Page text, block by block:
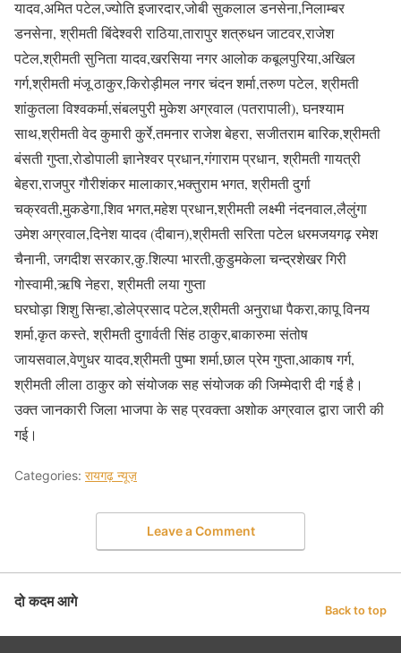
यादव,अमित पटेल,ज्योति इजारदार,जोबी सुकलाल डनसेना,निलाम्बर
डनसेना, श्रीमती बिंदेश्वरी राठिया,तारापुर शत्रुधन जाटवर,राजेश
पटेल,श्रीमती सुनिता यादव,खरसिया नगर आलोक कबूलपुरिया,अखिल
गर्ग,श्रीमती मंजू ठाकुर,किरोड़ीमल नगर चंदन शर्मा,तरुण पटेल, श्रीमती
शांकुतला विश्वकर्मा,संबलपुरी मुकेश अग्रवाल (पतरापाली), घनश्याम
साथ,श्रीमती वेद कुमारी कुर्रे,तमनार राजेश बेहरा, सजीतराम बारिक,श्रीमती
बंसती गुप्ता,रोडोपाली ज्ञानेश्वर प्रधान,गंगाराम प्रधान, श्रीमती गायत्री
बेहरा,राजपुर गौरीशंकर मालाकार,भक्तुराम भगत, श्रीमती दुर्गा
चक्रवती,मुकडेगा,शिव भगत,महेश प्रधान,श्रीमती लक्ष्मी नंदनवाल,लैलुंगा
उमेश अग्रवाल,दिनेश यादव (दीबान),श्रीमती सरिता पटेल धरमजयगढ़ रमेश
चैनानी, जगदीश सरकार,कु.शिल्पा भारती,कुडुमकेला चन्द्रशेखर गिरी
गोस्वामी,ऋषि नेहरा, श्रीमती लया गुप्ता
घरघोड़ा शिशु सिन्हा,डोलेप्रसाद पटेल,श्रीमती अनुराधा पैकरा,कापू विनय
शर्मा,कृत कस्ते, श्रीमती दुगार्वती सिंह ठाकुर,बाकारुमा संतोष
जायसवाल,वेणुधर यादव,श्रीमती पुष्मा शर्मा,छाल प्रेम गुप्ता,आकाष गर्ग,
श्रीमती लीला ठाकुर को संयोजक सह संयोजक की जिम्मेदारी दी गई है।
उक्त जानकारी जिला भाजपा के सह प्रवक्ता अशोक अग्रवाल द्वारा जारी की
गई।
Categories: रायगढ़ न्यूज़
Leave a Comment
दो कदम आगे Back to top